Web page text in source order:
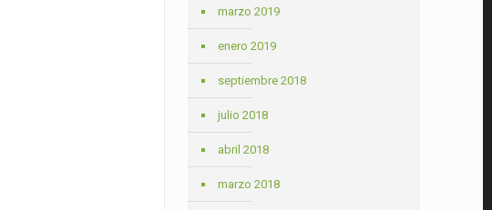
marzo 2019
enero 2019
septiembre 2018
julio 2018
abril 2018
marzo 2018